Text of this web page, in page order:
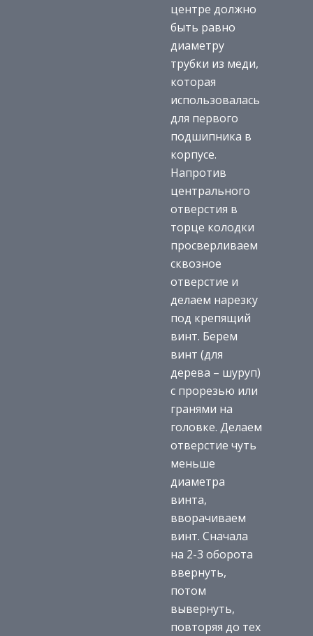
центре должно
быть равно
диаметру
трубки из меди,
которая
использовалась
для первого
подшипника в
корпусе.
Напротив
центрального
отверстия в
торце колодки
просверливаем
сквозное
отверстие и
делаем нарезку
под крепящий
винт. Берем
винт (для
дерева – шуруп)
с прорезью или
гранями на
головке. Делаем
отверстие чуть
меньше
диаметра
винта,
вворачиваем
винт. Сначала
на 2-3 оборота
ввернуть,
потом
вывернуть,
повторяя до тех